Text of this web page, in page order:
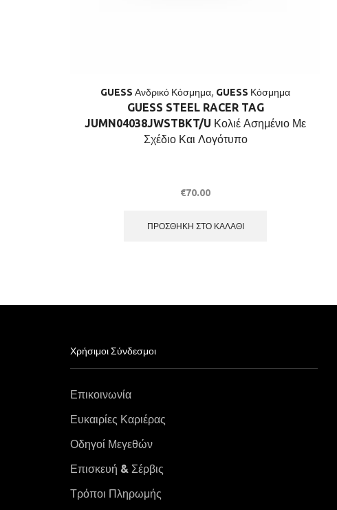
GUESS Ανδρικό Κόσμημα, GUESS Κόσμημα
GUESS STEEL RACER TAG
JUMN04038JWSTBKT/U Κολιέ Ασημένιο Με
Σχέδιο Και Λογότυπο
€70.00
ΠΡΟΣΘΉΚΗ ΣΤΟ ΚΑΛΆΘΙ
Χρήσιμοι Σύνδεσμοι
Επικοινωνία
Ευκαιρίες Καριέρας
Οδηγοί Μεγεθών
Επισκευή & Σέρβις
Τρόποι Πληρωμής